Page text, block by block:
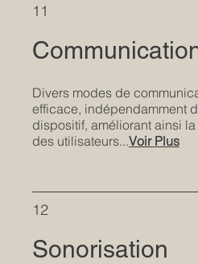
11
Divers modes de
efficace, indépendamment
dispositif, améliorant ainsi
des utilisateurs...Voir Plus
12
Sonorisation